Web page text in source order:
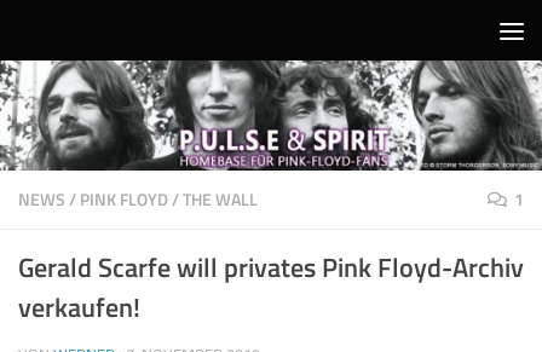
NEWS/PINK FLOYD/THE WALL 1
Gerald Scarfe will privates Pink Floyd-Archiv
verkaufen!